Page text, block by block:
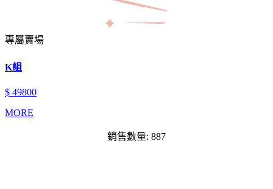
專屬賣場
K組
$ 49800
MORE
銷售數量: 887